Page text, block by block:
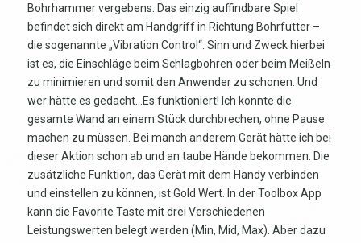
Bohrhammer vergebens. Das einzig auffindbare Spiel
befindet sich direkt am Handgriff in Richtung Bohrfutter –
die sogenannte „Vibration Control“. Sinn und Zweck hierbei
ist es, die Einschläge beim Schlagbohren oder beim Meißeln
zu minimieren und somit den Anwender zu schonen. Und
wer hätte es gedacht…Es funktioniert! Ich konnte die
gesamte Wand an einem Stück durchbrechen, ohne Pause
machen zu müssen. Bei manch anderem Gerät hätte ich bei
dieser Aktion schon ab und an taube Hände bekommen. Die
zusätzliche Funktion, das Gerät mit dem Handy verbinden
und einstellen zu können, ist Gold Wert. In der Toolbox App
kann die Favorite Taste mit drei Verschiedenen
Leistungswerten belegt werden (Min, Mid, Max). Aber dazu